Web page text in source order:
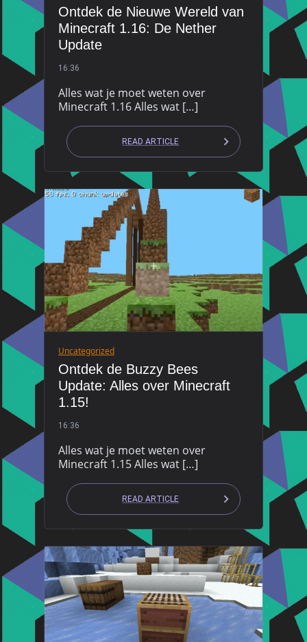
Ontdek de Nieuwe Wereld van
Minecraft 1.16: De Nether
Update
16:36
Alles wat je moet weten over
Minecraft 1.16 Alles wat […]
READ ARTICLE
Uncategorized
Ontdek de Buzzy Bees
Update: Alles over Minecraft
1.15!
16:36
Alles wat je moet weten over
Minecraft 1.15 Alles wat […]
READ ARTICLE